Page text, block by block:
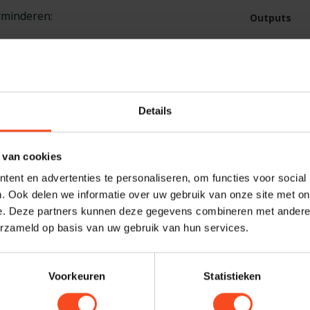
Details
cookies
en advertenties te personaliseren, om functies voor social
Ook delen we informatie over uw gebruik van onze site met
Deze partners kunnen deze gegevens combineren met
op basis van uw gebruik van hun services.
Voorkeuren Statistieken
30 VA transformator.
MP3, WMA-AAC.
Outputs
Disc
Gewicht